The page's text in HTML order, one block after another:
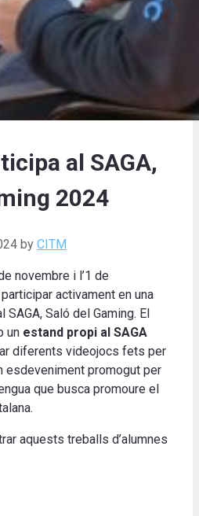
al SAGA,
2024
by CITM
novembre i l’1 de
activament en una
Saló del Gaming. El
un estand propi al SAGA
diferents videojocs fets per
esdeveniment promogut per
que busca promoure el
aquests treballs d’alumnes